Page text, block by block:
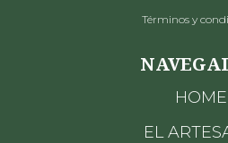
Términos y
HOME
EL